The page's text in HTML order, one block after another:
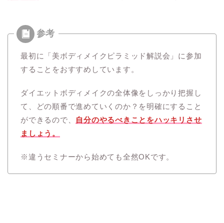
最初に「美ボディメイクピラミッド解説会」に参加
することをおすすめしています。
ダイエットボディメイクの全体像をしっかり把握し
て、どの順番で進めていくのか？を明確にすること
ができるので、 自分のやるべきことをハッキリさせ
ましょう。
※違うセミナーから始めても全然OKです。